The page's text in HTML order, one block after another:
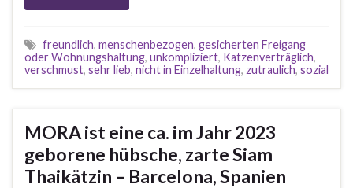
freundlich, menschenbezogen, gesicherten Freigang
oder Wohnungshaltung, unkompliziert, Katzenverträglich,
verschmust, sehr lieb, nicht in Einzelhaltung, zutraulich, sozial
MORA ist eine ca. im Jahr 2023
geborene hübsche, zarte Siam
Thaikätzin – Barcelona, Spanien